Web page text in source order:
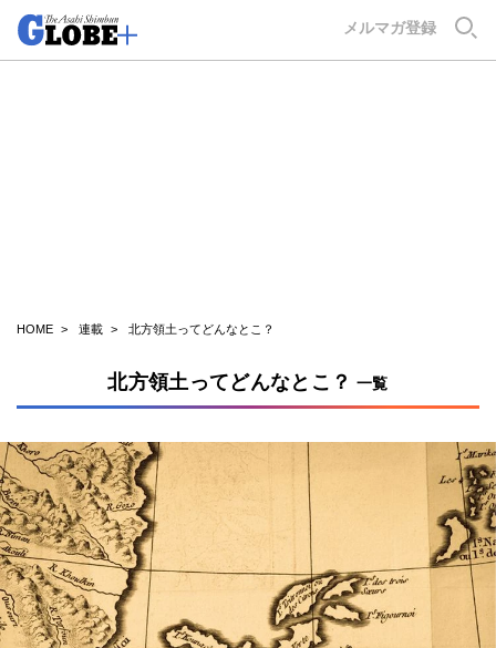
メルマガ登録
HOME 連載 北方領土ってどんなとこ？
北方領土ってどんなとこ？ 一覧